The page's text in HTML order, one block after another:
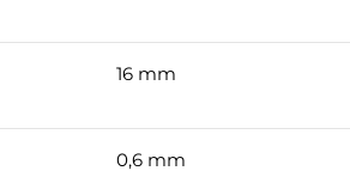
16 mm
0,6 mm